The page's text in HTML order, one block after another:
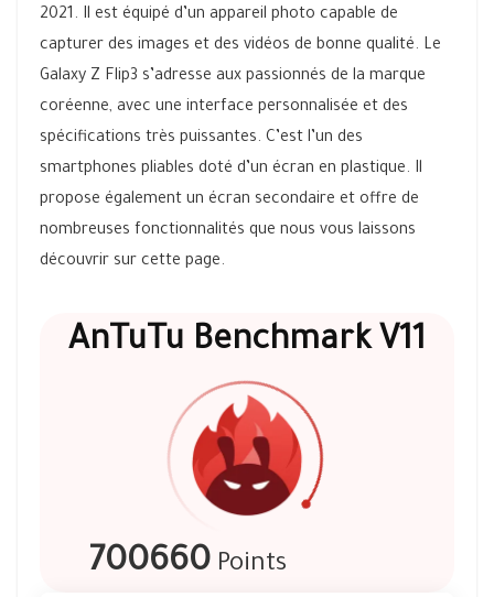
2021. Il est équipé d’un appareil photo capable de
capturer des images et des vidéos de bonne qualité. Le
Galaxy Z Flip3 s’adresse aux passionnés de la marque
coréenne, avec une interface personnalisée et des
spécifications très puissantes. C’est l’un des
smartphones pliables doté d’un écran en plastique. Il
propose également un écran secondaire et offre de
nombreuses fonctionnalités que nous vous laissons
découvrir sur cette page.
AnTuTu Benchmark V11
700660 Points